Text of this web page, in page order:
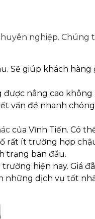
nghiệp. Chúng
Sẽ giúp khách hàng
được nâng cao
vấn đề nhanh
của Vĩnh Tiến. Có
rất ít trường hợp
trạng ban đầu.
hiện nay. Giá
những dịch vụ tốt